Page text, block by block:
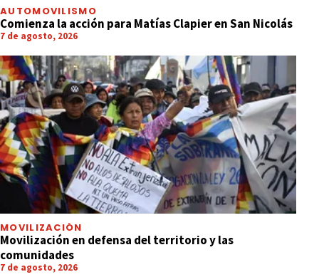
AUTOMOVILISMO
Comienza la acción para Matías Clapier en San Nicolás
7 de agosto, 2026
MOVILIZACIÓN
Movilización en defensa del territorio y las
comunidades
7 de agosto, 2026